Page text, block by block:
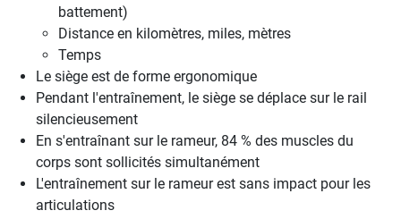
battement)
Distance en kilomètres, miles, mètres
Temps
Le siège est de forme ergonomique
Pendant l'entraînement, le siège se déplace sur le rail
silencieusement
En s'entraînant sur le rameur, 84 % des muscles du
corps sont sollicités simultanément
L'entraînement sur le rameur est sans impact pour les
articulations